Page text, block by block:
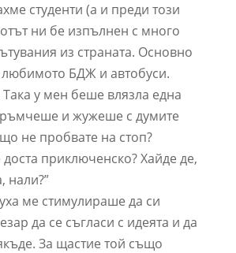
студенти (а и преди този
ни бе изпълнен с много
из страната. Основно
БДЖ и автобуси.
у мен беше влязла една
и жужеше с думите
не пробвате на стоп?
приключенско? Хайде де,
нали?”
ме стимулираше да си
да се съгласи с идеята и да
За щастие той също